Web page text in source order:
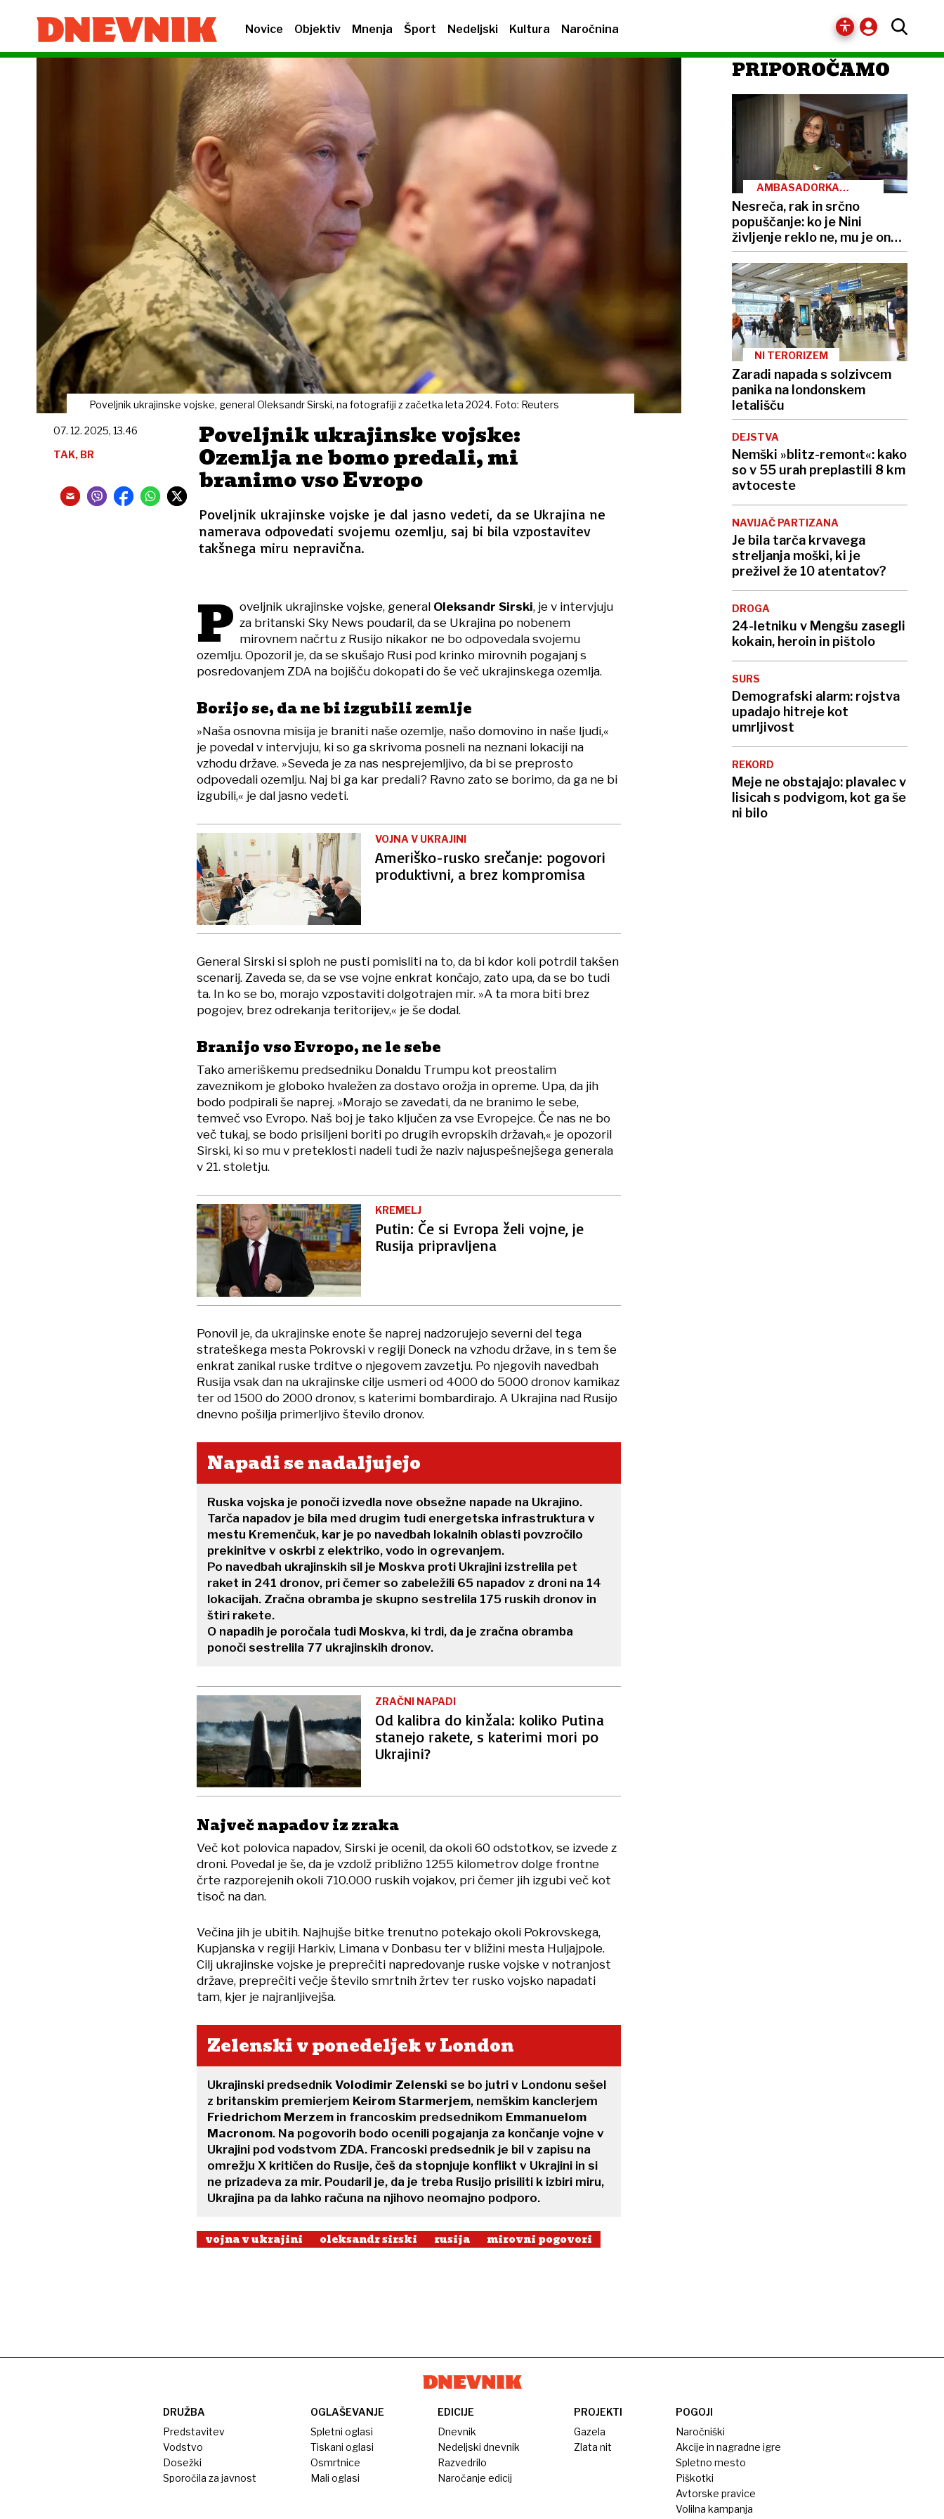
Novice Objektiv Mnenja Šport Nedeljski Kultura Naročnina
Poveljnik ukrajinske vojske, general Oleksandr Sirski, na fotografiji z začetka leta 2024. Foto: Reuters
Poveljnik ukrajinske vojske:
Ozemlja ne bomo predali, mi
branimo vso Evropo
Poveljnik ukrajinske vojske je dal jasno vedeti, da se Ukrajina ne
namerava odpovedati svojemu ozemlju, saj bi bila vzpostavitev
takšnega miru nepravična.
07. 12. 2025, 13.46
TAK, BR
P oveljnik ukrajinske vojske, general Oleksandr Sirski, je v intervjuju
za britanski Sky News poudaril, da se Ukrajina po nobenem
mirovnem načrtu z Rusijo nikakor ne bo odpovedala svojemu
ozemlju. Opozoril je, da se skušajo Rusi pod krinko mirovnih pogajanj s
posredovanjem ZDA na bojišču dokopati do še več ukrajinskega ozemlja.
Borijo se, da ne bi izgubili zemlje
»Naša osnovna misija je braniti naše ozemlje, našo domovino in naše ljudi,«
je povedal v intervjuju, ki so ga skrivoma posneli na neznani lokaciji na
vzhodu države. »Seveda je za nas nesprejemljivo, da bi se preprosto
odpovedali ozemlju. Naj bi ga kar predali? Ravno zato se borimo, da ga ne bi
izgubili,« je dal jasno vedeti.
VOJNA V UKRAJINI
Ameriško-rusko srečanje: pogovori
produktivni, a brez kompromisa
General Sirski si sploh ne pusti pomisliti na to, da bi kdor koli potrdil takšen
scenarij. Zaveda se, da se vse vojne enkrat končajo, zato upa, da se bo tudi
ta. In ko se bo, morajo vzpostaviti dolgotrajen mir. »A ta mora biti brez
pogojev, brez odrekanja teritorijev,« je še dodal.
Branijo vso Evropo, ne le sebe
Tako ameriškemu predsedniku Donaldu Trumpu kot preostalim
zaveznikom je globoko hvaležen za dostavo orožja in opreme. Upa, da jih
bodo podpirali še naprej. »Morajo se zavedati, da ne branimo le sebe,
temveč vso Evropo. Naš boj je tako ključen za vse Evropejce. Če nas ne bo
več tukaj, se bodo prisiljeni boriti po drugih evropskih državah,« je opozoril
Sirski, ki so mu v preteklosti nadeli tudi že naziv najuspešnejšega generala
v 21. stoletju.
KREMELJ
Putin: Če si Evropa želi vojne, je
Rusija pripravljena
Ponovil je, da ukrajinske enote še naprej nadzorujejo severni del tega
strateškega mesta Pokrovski v regiji Doneck na vzhodu države, in s tem še
enkrat zanikal ruske trditve o njegovem zavzetju. Po njegovih navedbah
Rusija vsak dan na ukrajinske cilje usmeri od 4000 do 5000 dronov kamikaz
ter od 1500 do 2000 dronov, s katerimi bombardirajo. A Ukrajina nad Rusijo
dnevno pošilja primerljivo število dronov.
Napadi se nadaljujejo
Ruska vojska je ponoči izvedla nove obsežne napade na Ukrajino.
Tarča napadov je bila med drugim tudi energetska infrastruktura v
mestu Kremenčuk, kar je po navedbah lokalnih oblasti povzročilo
prekinitve v oskrbi z elektriko, vodo in ogrevanjem.
Po navedbah ukrajinskih sil je Moskva proti Ukrajini izstrelila pet
raket in 241 dronov, pri čemer so zabeležili 65 napadov z droni na 14
lokacijah. Zračna obramba je skupno sestrelila 175 ruskih dronov in
štiri rakete.
O napadih je poročala tudi Moskva, ki trdi, da je zračna obramba
ponoči sestrelila 77 ukrajinskih dronov.
ZRAČNI NAPADI
Od kalibra do kinžala: koliko Putina
stanejo rakete, s katerimi mori po
Ukrajini?
Največ napadov iz zraka
Več kot polovica napadov, Sirski je ocenil, da okoli 60 odstotkov, se izvede z
droni. Povedal je še, da je vzdolž približno 1255 kilometrov dolge frontne
črte razporejenih okoli 710.000 ruskih vojakov, pri čemer jih izgubi več kot
tisoč na dan.
Večina jih je ubitih. Najhujše bitke trenutno potekajo okoli Pokrovskega,
Kupjanska v regiji Harkiv, Limana v Donbasu ter v bližini mesta Huljajpole.
Cilj ukrajinske vojske je preprečiti napredovanje ruske vojske v notranjost
države, preprečiti večje število smrtnih žrtev ter rusko vojsko napadati
tam, kjer je najranljivejša.
Zelenski v ponedeljek v London
Ukrajinski predsednik Volodimir Zelenski se bo jutri v Londonu sešel
z britanskim premierjem Keirom Starmerjem, nemškim kanclerjem
Friedrichom Merzem in francoskim predsednikom Emmanuelom
Macronom. Na pogovorih bodo ocenili pogajanja za končanje vojne v
Ukrajini pod vodstvom ZDA. Francoski predsednik je bil v zapisu na
omrežju X kritičen do Rusije, češ da stopnjuje konflikt v Ukrajini in si
ne prizadeva za mir. Poudaril je, da je treba Rusijo prisiliti k izbiri miru,
Ukrajina pa da lahko računa na njihovo neomajno podporo.
vojna v ukrajini oleksandr sirski rusija mirovni pogovori
PRIPOROČAMO
AMBASADORKA
ŽIVLJENJA
Nesreča, rak in srčno
popuščanje: ko je Nini
življenje reklo ne, mu je ona
rekla da
NI TERORIZEM
Zaradi napada s solzivcem
panika na londonskem
letališču
DEJSTVA
Nemški »blitz-remont«: kako
so v 55 urah preplastili 8 km
avtoceste
NAVIJAČ PARTIZANA
Je bila tarča krvavega
streljanja moški, ki je
preživel že 10 atentatov?
DROGA
24-letniku v Mengšu zasegli
kokain, heroin in pištolo
SURS
Demografski alarm: rojstva
upadajo hitreje kot
umrljivost
REKORD
Meje ne obstajajo: plavalec v
lisicah s podvigom, kot ga še
ni bilo
DRUŽBA
Predstavitev
Vodstvo
Dosežki
Sporočila za javnost
OGLAŠEVANJE
Spletni oglasi
Tiskani oglasi
Osmrtnice
Mali oglasi
EDICIJE
Dnevnik
Nedeljski dnevnik
Razvedrilo
Naročanje edicij
PROJEKTI
Gazela
Zlata nit
POGOJI
Naročniški
Akcije in nagradne igre
Spletno mesto
Piškotki
Avtorske pravice
Volilna kampanja